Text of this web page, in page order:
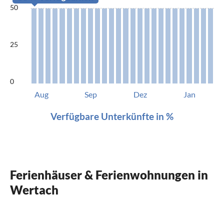
50
25
0
Aug Sep Dez Jan
Verfügbare Unterkünfte in %
Ferienhäuser & Ferienwohnungen in
Wertach